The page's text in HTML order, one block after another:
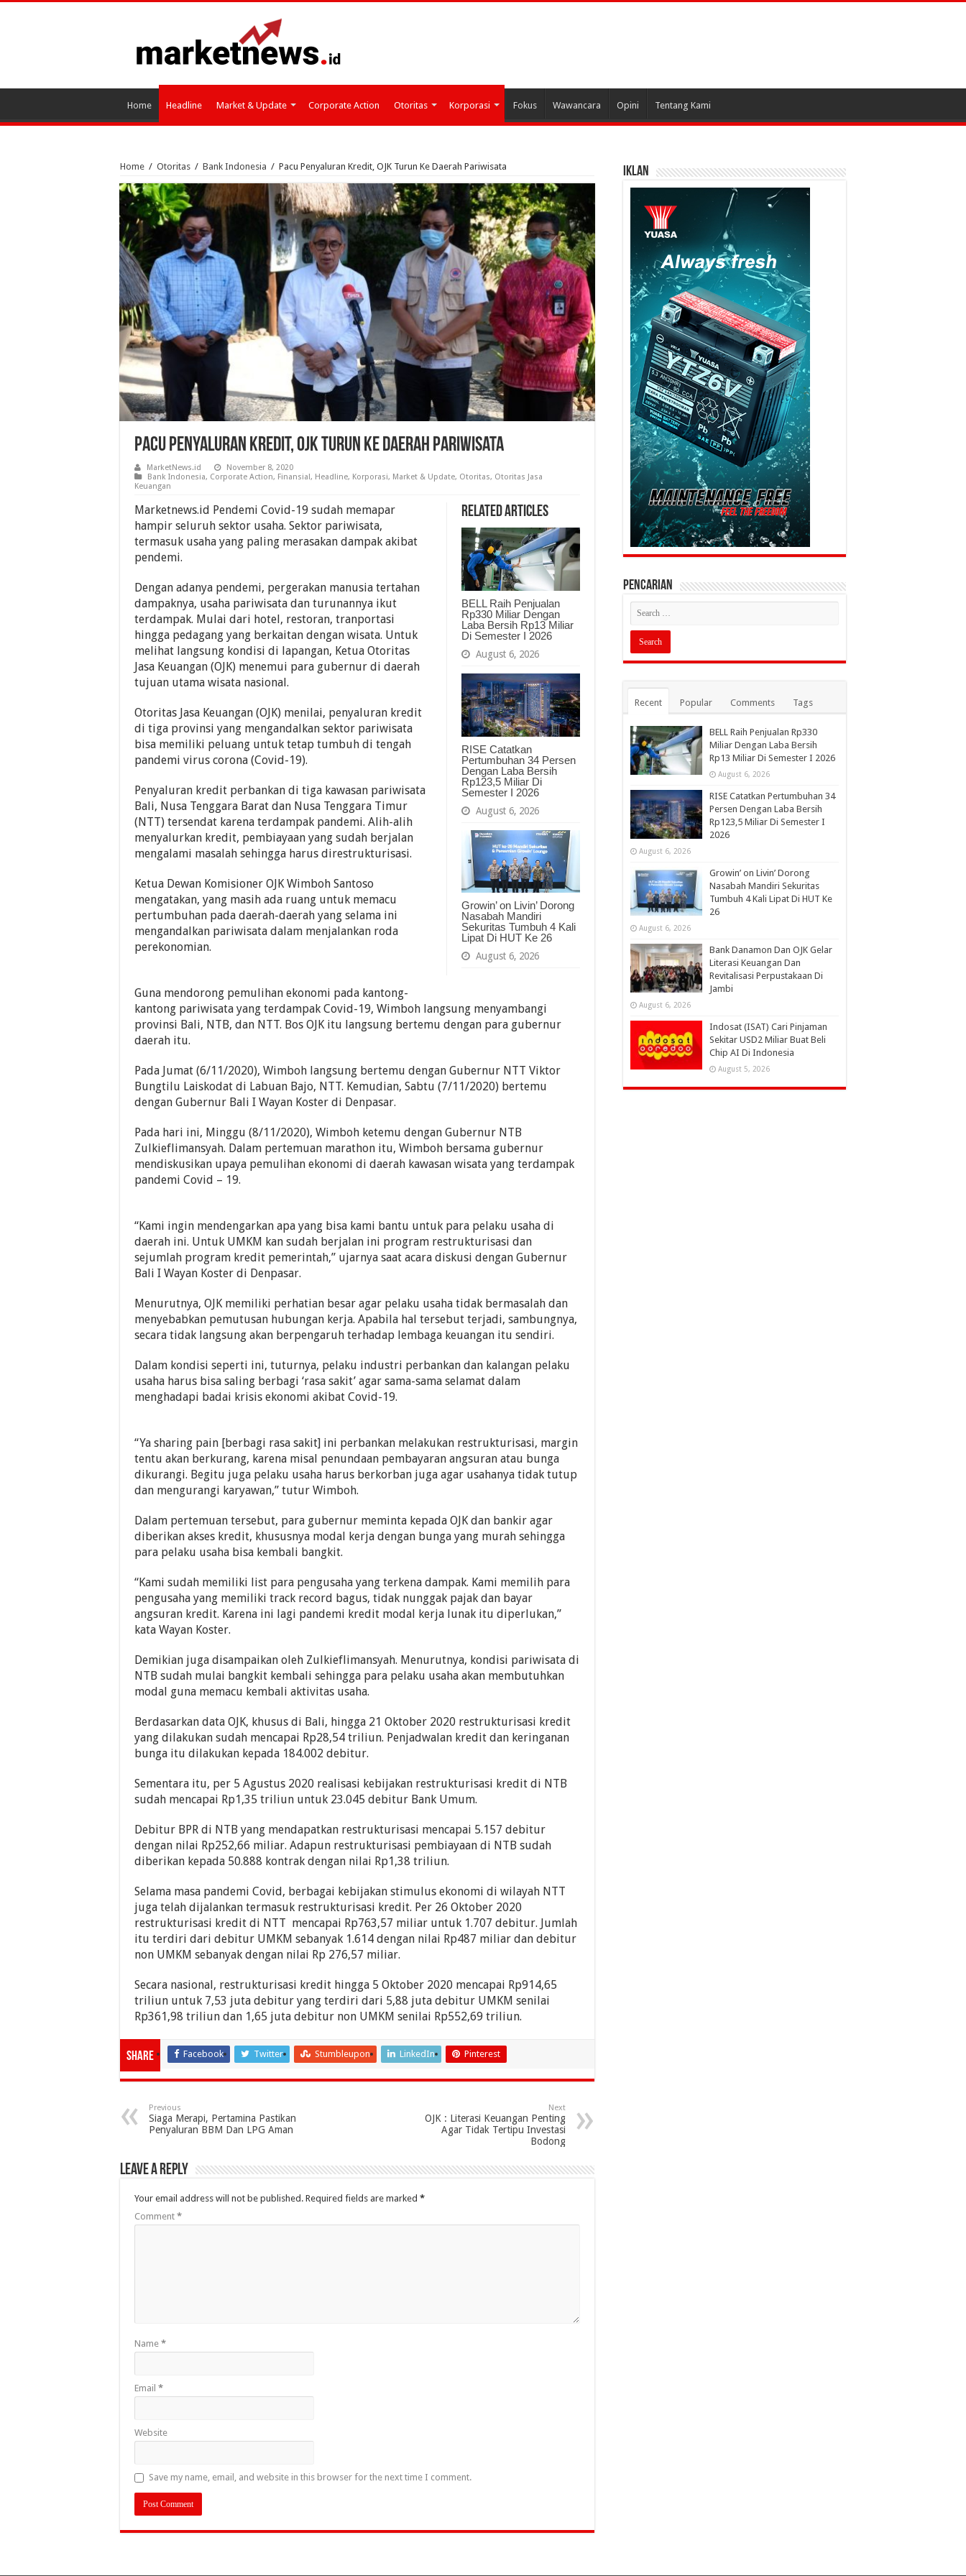
Home Headline Market & Update Corporate Action Otoritas Korporasi Fokus Wawancara Opini Tentang Kami
Home / Otoritas / Bank Indonesia / Pacu Penyaluran Kredit, OJK Turun Ke Daerah Pariwisata
Pacu Penyaluran Kredit, OJK Turun Ke Daerah Pariwisata
MarketNews.id
November 8, 2020
Bank Indonesia, Corporate Action, Finansial, Headline, Korporasi, Market & Update, Otoritas, Otoritas Jasa
Keuangan
Related Articles
BELL Raih Penjualan
Rp330 Miliar Dengan
Laba Bersih Rp13 Miliar
Di Semester I 2026
August 6, 2026
RISE Catatkan
Pertumbuhan 34 Persen
Dengan Laba Bersih
Rp123,5 Miliar Di
Semester I 2026
August 6, 2026
Growin’ on Livin’ Dorong
Nasabah Mandiri
Sekuritas Tumbuh 4 Kali
Lipat Di HUT Ke 26
August 6, 2026
Marketnews.id Pendemi Covid-19 sudah memapar
hampir seluruh sektor usaha. Sektor pariwisata,
termasuk usaha yang paling merasakan dampak akibat
pendemi.
Dengan adanya pendemi, pergerakan manusia tertahan
dampaknya, usaha pariwisata dan turunannya ikut
terdampak. Mulai dari hotel, restoran, tranportasi
hingga pedagang yang berkaitan dengan wisata. Untuk
melihat langsung kondisi di lapangan, Ketua Otoritas
Jasa Keuangan (OJK) menemui para gubernur di daerah
tujuan utama wisata nasional.
Otoritas Jasa Keuangan (OJK) menilai, penyaluran kredit
di tiga provinsi yang mengandalkan sektor pariwisata
bisa memiliki peluang untuk tetap tumbuh di tengah
pandemi virus corona (Covid-19).
Penyaluran kredit perbankan di tiga kawasan pariwisata
Bali, Nusa Tenggara Barat dan Nusa Tenggara Timur
(NTT) tersendat karena terdampak pandemi. Alih-alih
menyalurkan kredit, pembiayaan yang sudah berjalan
mengalami masalah sehingga harus direstrukturisasi.
Ketua Dewan Komisioner OJK Wimboh Santoso
mengatakan, yang masih ada ruang untuk memacu
pertumbuhan pada daerah-daerah yang selama ini
mengandalkan pariwisata dalam menjalankan roda
perekonomian.
Guna mendorong pemulihan ekonomi pada kantong-
kantong pariwisata yang terdampak Covid-19, Wimboh langsung menyambangi
provinsi Bali, NTB, dan NTT. Bos OJK itu langsung bertemu dengan para gubernur
daerah itu.
Pada Jumat (6/11/2020), Wimboh langsung bertemu dengan Gubernur NTT Viktor
Bungtilu Laiskodat di Labuan Bajo, NTT. Kemudian, Sabtu (7/11/2020) bertemu
dengan Gubernur Bali I Wayan Koster di Denpasar.
Pada hari ini, Minggu (8/11/2020), Wimboh ketemu dengan Gubernur NTB
Zulkieflimansyah. Dalam pertemuan marathon itu, Wimboh bersama gubernur
mendiskusikan upaya pemulihan ekonomi di daerah kawasan wisata yang terdampak
pandemi Covid – 19.
“Kami ingin mendengarkan apa yang bisa kami bantu untuk para pelaku usaha di
daerah ini. Untuk UMKM kan sudah berjalan ini program restrukturisasi dan
sejumlah program kredit pemerintah,” ujarnya saat acara diskusi dengan Gubernur
Bali I Wayan Koster di Denpasar.
Menurutnya, OJK memiliki perhatian besar agar pelaku usaha tidak bermasalah dan
menyebabkan pemutusan hubungan kerja. Apabila hal tersebut terjadi, sambungnya,
secara tidak langsung akan berpengaruh terhadap lembaga keuangan itu sendiri.
Dalam kondisi seperti ini, tuturnya, pelaku industri perbankan dan kalangan pelaku
usaha harus bisa saling berbagi ‘rasa sakit’ agar sama-sama selamat dalam
menghadapi badai krisis ekonomi akibat Covid-19.
“Ya sharing pain [berbagi rasa sakit] ini perbankan melakukan restrukturisasi, margin
tentu akan berkurang, karena misal penundaan pembayaran angsuran atau bunga
dikurangi. Begitu juga pelaku usaha harus berkorban juga agar usahanya tidak tutup
dan mengurangi karyawan,” tutur Wimboh.
Dalam pertemuan tersebut, para gubernur meminta kepada OJK dan bankir agar
diberikan akses kredit, khususnya modal kerja dengan bunga yang murah sehingga
para pelaku usaha bisa kembali bangkit.
“Kami sudah memiliki list para pengusaha yang terkena dampak. Kami memilih para
pengusaha yang memiliki track record bagus, tidak nunggak pajak dan bayar
angsuran kredit. Karena ini lagi pandemi kredit modal kerja lunak itu diperlukan,”
kata Wayan Koster.
Demikian juga disampaikan oleh Zulkieflimansyah. Menurutnya, kondisi pariwisata di
NTB sudah mulai bangkit kembali sehingga para pelaku usaha akan membutuhkan
modal guna memacu kembali aktivitas usaha.
Berdasarkan data OJK, khusus di Bali, hingga 21 Oktober 2020 restrukturisasi kredit
yang dilakukan sudah mencapai Rp28,54 triliun. Penjadwalan kredit dan keringanan
bunga itu dilakukan kepada 184.002 debitur.
Sementara itu, per 5 Agustus 2020 realisasi kebijakan restrukturisasi kredit di NTB
sudah mencapai Rp1,35 triliun untuk 23.045 debitur Bank Umum.
Debitur BPR di NTB yang mendapatkan restrukturisasi mencapai 5.157 debitur
dengan nilai Rp252,66 miliar. Adapun restrukturisasi pembiayaan di NTB sudah
diberikan kepada 50.888 kontrak dengan nilai Rp1,38 triliun.
Selama masa pandemi Covid, berbagai kebijakan stimulus ekonomi di wilayah NTT
juga telah dijalankan termasuk restrukturisasi kredit. Per 26 Oktober 2020
restrukturisasi kredit di NTT mencapai Rp763,57 miliar untuk 1.707 debitur. Jumlah
itu terdiri dari debitur UMKM sebanyak 1.614 dengan nilai Rp487 miliar dan debitur
non UMKM sebanyak dengan nilai Rp 276,57 miliar.
Secara nasional, restrukturisasi kredit hingga 5 Oktober 2020 mencapai Rp914,65
triliun untuk 7,53 juta debitur yang terdiri dari 5,88 juta debitur UMKM senilai
Rp361,98 triliun dan 1,65 juta debitur non UMKM senilai Rp552,69 triliun.
Share Facebook Twitter Stumbleupon LinkedIn Pinterest
Previous
Siaga Merapi, Pertamina Pastikan
Penyaluran BBM Dan LPG Aman
Next
OJK : Literasi Keuangan Penting
Agar Tidak Tertipu Investasi
Bodong
Leave a Reply
Your email address will not be published. Required fields are marked *
Comment *
Name *
Email *
Website
Save my name, email, and website in this browser for the next time I comment.
IKLAN
PENCARIAN
Recent Popular Comments Tags
BELL Raih Penjualan Rp330
Miliar Dengan Laba Bersih
Rp13 Miliar Di Semester I 2026
August 6, 2026
RISE Catatkan Pertumbuhan 34
Persen Dengan Laba Bersih
Rp123,5 Miliar Di Semester I
2026
August 6, 2026
Growin’ on Livin’ Dorong
Nasabah Mandiri Sekuritas
Tumbuh 4 Kali Lipat Di HUT Ke
26
August 6, 2026
Bank Danamon Dan OJK Gelar
Literasi Keuangan Dan
Revitalisasi Perpustakaan Di
Jambi
August 6, 2026
Indosat (ISAT) Cari Pinjaman
Sekitar USD2 Miliar Buat Beli
Chip AI Di Indonesia
August 5, 2026